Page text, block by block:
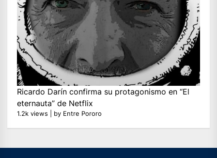
Ricardo Darín confirma su protagonismo en “El
eternauta” de Netflix
1.2k views by Entre Pororo